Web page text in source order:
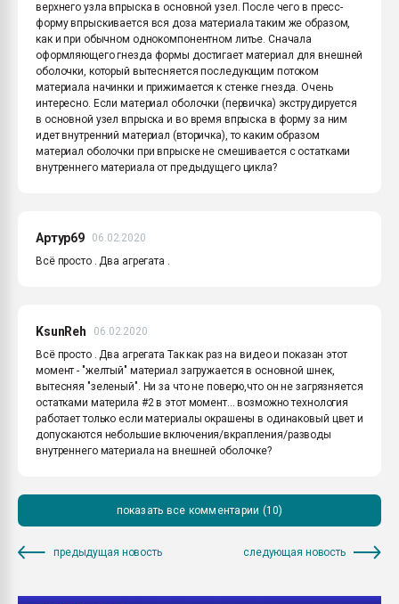
верхнего узла впрыска в основной узел. После чего в пресс-
форму впрыскивается вся доза материала таким же образом,
как и при обычном однокомпонентном литье. Сначала
оформляющего гнезда формы достигает материал для внешней
оболочки, который вытесняется последующим потоком
материала начинки и прижимается к стенке гнезда. Очень
интересно. Если материал оболочки (первичка) экструдируется
в основной узел впрыска и во время впрыска в форму за ним
идет внутренний материал (вторичка), то каким образом
материал оболочки при впрыске не смешивается с остатками
внутреннего материала от предыдущего цикла?
Артур69
06.02.2020
Всё просто . Два агрегата .
KsunReh
06.02.2020
Всё просто . Два агрегата Так как раз на видео и показан этот
момент - "желтый" материал загружается в основной шнек,
вытесняя "зеленый". Ни за что не поверю,что он не загрязняется
остатками материла #2 в этот момент... возможно технология
работает только если материалы окрашены в одинаковый цвет и
допускаются небольшие включения/вкрапления/разводы
внутреннего материала на внешней оболочке?
показать все комментарии (10)
предыдущая новость следующая новость